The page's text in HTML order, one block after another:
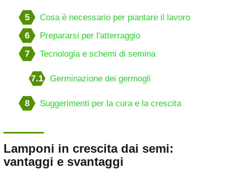
5 Cosa è necessario per piantare il lavoro
6 Prepararsi per l'atterraggio
7 Tecnologia e schemi di semina
7.1 Germinazione dei germogli
8 Suggerimenti per la cura e la crescita
Lamponi in crescita dai semi:
vantaggi e svantaggi